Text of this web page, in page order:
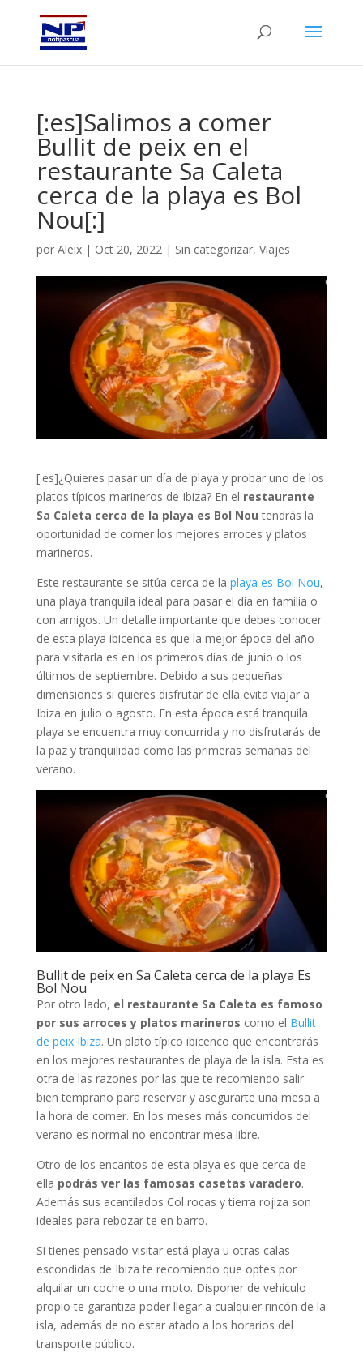
[:es]Salimos a comer
Bullit de peix en el
restaurante Sa Caleta
cerca de la playa es Bol
Nou[:]
por Aleix| Oct 20, 2022| Sin categorizar, Viajes
[:es]¿Quieres pasar un día de playa y probar uno de los
platos típicos marineros de Ibiza? En el restaurante
Sa Caleta cerca de la playa es Bol Nou tendrás la
oportunidad de comer los mejores arroces y platos
marineros.
Este restaurante se sitúa cerca de la playa es Bol Nou,
una playa tranquila ideal para pasar el día en familia o
con amigos. Un detalle importante que debes conocer
de esta playa ibicenca es que la mejor época del año
para visitarla es en los primeros días de junio o los
últimos de septiembre. Debido a sus pequeñas
dimensiones si quieres disfrutar de ella evita viajar a
Ibiza en julio o agosto. En esta época está tranquila
playa se encuentra muy concurrida y no disfrutarás de
la paz y tranquilidad como las primeras semanas del
verano.
Bullit de peix en Sa Caleta cerca de la playa Es
Bol Nou
Por otro lado, el restaurante Sa Caleta es famoso
por sus arroces y platos marineros como el Bullit
de peix Ibiza. Un plato típico ibicenco que encontrarás
en los mejores restaurantes de playa de la isla. Esta es
otra de las razones por las que te recomiendo salir
bien temprano para reservar y asegurarte una mesa a
la hora de comer. En los meses más concurridos del
verano es normal no encontrar mesa libre.
Otro de los encantos de esta playa es que cerca de
ella podrás ver las famosas casetas varadero.
Además sus acantilados Col rocas y tierra rojiza son
ideales para rebozar te en barro.
Si tienes pensado visitar está playa u otras calas
escondidas de Ibiza te recomiendo que optes por
alquilar un coche o una moto. Disponer de vehículo
propio te garantiza poder llegar a cualquier rincón de la
isla, además de no estar atado a los horarios del
transporte público.